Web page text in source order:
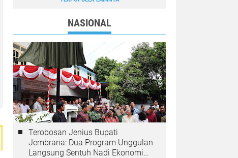
NASIONAL
Terobosan Jenius Bupati
Jembrana: Dua Program Unggulan
Langsung Sentuh Nadi Ekonomi